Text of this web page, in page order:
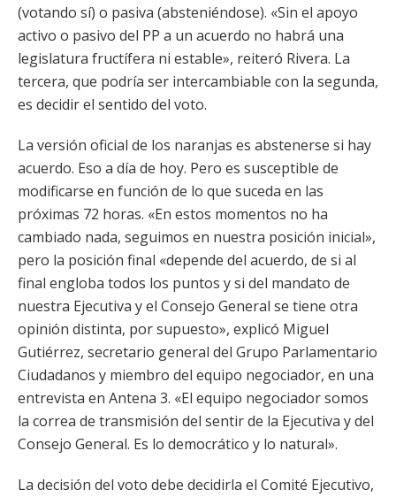
(votando sí) o pasiva (absteniéndose). «Sin el apoyo
activo o pasivo del PP a un acuerdo no habrá una
legislatura fructífera ni estable», reiteró Rivera. La
tercera, que podría ser intercambiable con la segunda,
es decidir el sentido del voto.
La versión oficial de los naranjas es abstenerse si hay
acuerdo. Eso a día de hoy. Pero es susceptible de
modificarse en función de lo que suceda en las
próximas 72 horas. «En estos momentos no ha
cambiado nada, seguimos en nuestra posición inicial»,
pero la posición final «depende del acuerdo, de si al
final engloba todos los puntos y si del mandato de
nuestra Ejecutiva y el Consejo General se tiene otra
opinión distinta, por supuesto», explicó Miguel
Gutiérrez, secretario general del Grupo Parlamentario
Ciudadanos y miembro del equipo negociador, en una
entrevista en Antena 3. «El equipo negociador somos
la correa de transmisión del sentir de la Ejecutiva y del
Consejo General. Es lo democrático y lo natural».
La decisión del voto debe decidirla el Comité Ejecutivo,